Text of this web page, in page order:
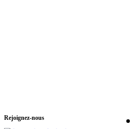
Rejoignez-nous